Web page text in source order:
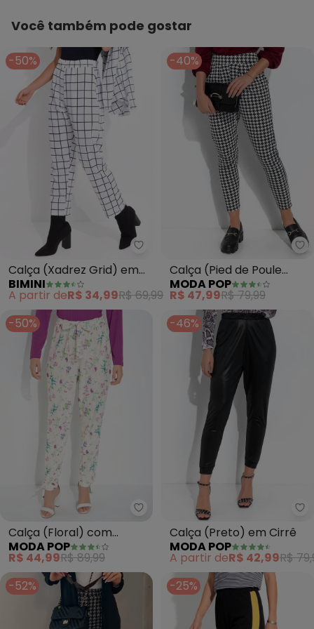
Você também pode gostar
-50%
Bimini - Calça (Xadrez Grid)
Calça (Xadrez Grid) em
Moletinho
BIMINI
A partir deR$ 34,99R$ 69,99
-40%
Calça (Pied de Poule
P&B) em Poliviscose
MODA POP
R$ 47,99R$ 79,99
-50%
Moda Pop - Calça (Floral)
Calça (Floral) com
Amarrações e Cintura
Alta
MODA POP
R$ 44,99R$ 89,99
-46%
Calça (Preto) em Cirrê
MODA POP
A partir deR$ 42,99R$
-52%
-25%